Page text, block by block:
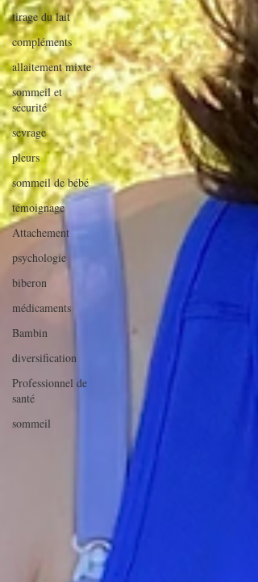
tirage du lait
compléments
allaitement mixte
sommeil et
sécurité
sevrage
pleurs
sommeil de bébé
témoignage
Attachement
psychologie
biberon
médicaments
Bambin
diversification
Professionnel de
santé
sommeil